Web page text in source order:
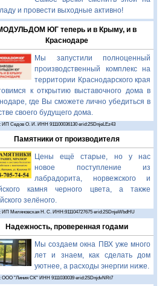
и провести выходные активно!
ЮГ теперь и в Крыму, и в
Краснодаре
Мы запустили полноценный
производственный комплекс на
территории Краснодарского края
к открытию выставочного дома в
где Вы сможете лично убедиться в
своего будущего дома.
ИП Седов О. И. ИНН 911100036130 erid:2SDnjeLEz43
Памятники от производителя
Цены ещё старые, но у нас
новое поступление из
лабрадорита, норвежского и
камня черного цвета, а также
зелёного.
ИП Миляновская Н. С. ИНН:911104727675 erid:2SDnjeWbdHU
Надежность, проверенная годами
Мы создаем окна ПВХ уже много
лет и знаем, как сделать дом
уютнее, а расходы энергии ниже.
ООО "Линия СК" ИНН 9111030039 erid:2SDnjdvNRt7